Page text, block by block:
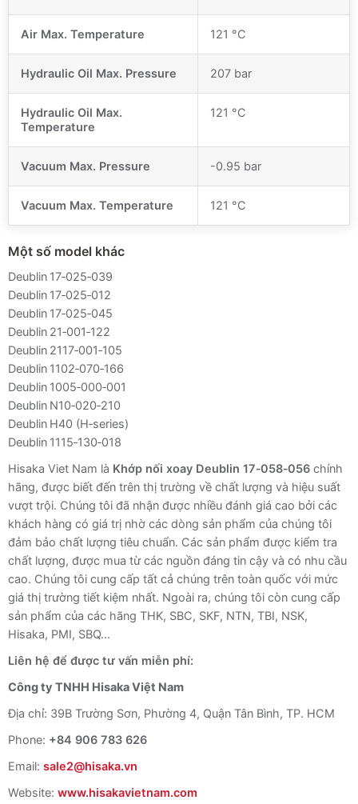
Air Max. Temperature 121 °C
Hydraulic Oil Max. Pressure 207 bar
Hydraulic Oil Max.
Temperature
121 °C
Vacuum Max. Pressure -0.95 bar
Vacuum Max. Temperature 121 °C
Một số model khác
Deublin 17‑025‑039
Deublin 17‑025‑012
Deublin 17‑025‑045
Deublin 21‑001‑122
Deublin 2117‑001‑105
Deublin 1102‑070‑166
Deublin 1005‑000‑001
Deublin N10‑020‑210
Deublin H40 (H‑series)
Deublin 1115‑130‑018
Hisaka Viet Nam là Khớp nối xoay Deublin 17‑058‑056 chính
hãng, được biết đến trên thị trường về chất lượng và hiệu suất
vượt trội. Chúng tôi đã nhận được nhiều đánh giá cao bởi các
khách hàng có giá trị nhờ các dòng sản phẩm của chúng tôi
đảm bảo chất lượng tiêu chuẩn. Các sản phẩm được kiểm tra
chất lượng, được mua từ các nguồn đáng tin cậy và có nhu cầu
cao. Chúng tôi cung cấp tất cả chúng trên toàn quốc với mức
giá thị trường tiết kiệm nhất. Ngoài ra, chúng tôi còn cung cấp
sản phẩm của các hãng THK, SBC, SKF, NTN, TBI, NSK,
Hisaka, PMI, SBQ…
Liên hệ để được tư vấn miễn phí:
Công ty TNHH Hisaka Việt Nam
Địa chỉ: 39B Trường Sơn, Phường 4, Quận Tân Bình, TP. HCM
Phone: +84 906 783 626
Email: sale2@hisaka.vn
Website: www.hisakavietnam.com